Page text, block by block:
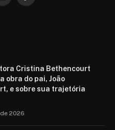
Cristina Bethencourt
obra do pai, João
e sobre sua trajetória
2026